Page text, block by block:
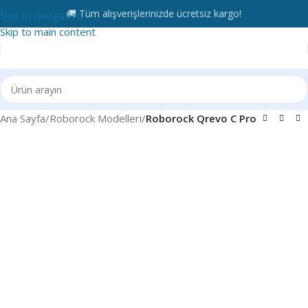
Skip to navigation
Skip to main content
🚚 Tüm alışverişlerinizde ücretsiz kargo!
Ana Sayfa Roborock Modelleri Roborock Qrevo C Pro